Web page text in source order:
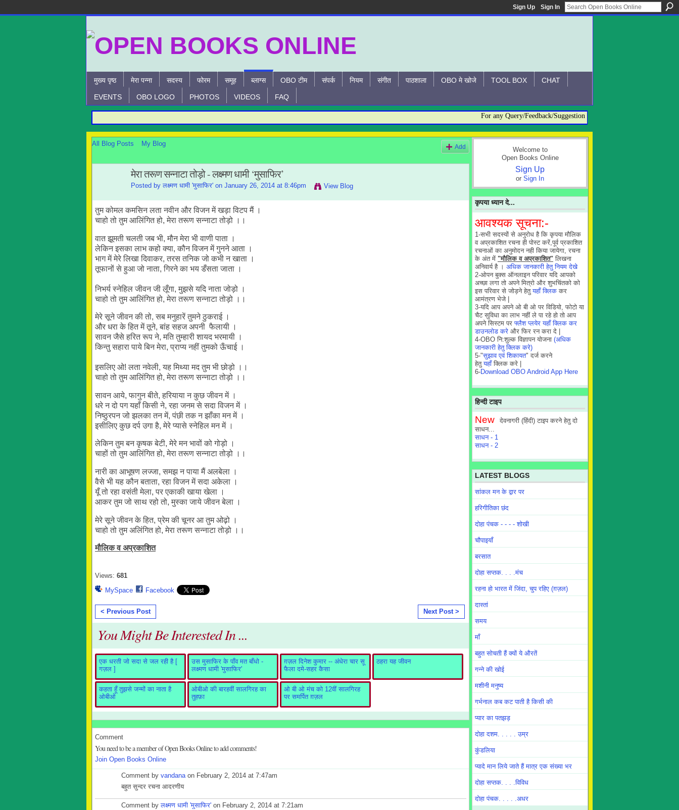
Sign Up Sign In
मुख्य पृष्ठ मेरा पन्ना सदस्य फोरम समूह ब्लाग्स OBO टीम संपर्क नियम संगीत पाठशाला OBO मे खोजे TOOL BOX CHAT
EVENTS OBO LOGO PHOTOS VIDEOS FAQ
For any Query/Feedback/Suggestion related to OBO, please contact:-
All Blog Posts My Blog Add
मेरा तरूण सन्नाटा तोड़ो - लक्ष्मण धामी ‘मुसाफिर’
Posted by लक्ष्मण धामी 'मुसाफिर' on January 26, 2014 at 8:46pm View Blog
तुम कोमल कमसिन लता नवीन और विजन में खड़ा विटप मैं ।
चाहो तो तुम आलिंगित हो, मेरा तरूण सन्नाटा तोड़ो ।।
वात झूमती चलती जब भी, मौन मेरा भी वाणी पाता ।
लेकिन इसका लाभ कहो क्या, कौन विजन में गुनने आता ।
भाग में मेरे लिखा दिवाकर, तरस तनिक जो कभी न खाता ।
तूफानों से हुआ जो नाता, गिरने का भय डँसता जाता ।
निभर्य स्नेहिल जीवन जी लूँगा, मुझसे यदि नाता जोड़ो ।
चाहो तो तुम आलिंगित हो, मेरा तरूण सन्नाटा तोड़ो ।।
मेरे सूने जीवन की तो, सब मनुहारें तुमने ठुकराई ।
और धरा के हित में तूने, बांह सहज अपनी फैलायी ।
सावन जैसे हरित रूप ने, मति तुम्हारी शायद भरमायी ।
किन्तु सहारा पाये बिन मेरा, प्राप्य नहीं तुमको ऊँचाई ।
इसलिए ओ! लता नवेली, यह मिथ्या मद तुम भी छोड़ो ।।
चाहो तो तुम आलिंगित हो, मेरा तरूण सन्नाटा तोड़ो ।।
सावन आये, फागुन बीते, हरियाया न कुछ जीवन में ।
धरे न दो पग यहाँ किसी ने, रहा जनम से सदा विजन में ।
निष्ठुरपन जो झलका तन में, पंछी तक न झाँका मन में ।
इसीलिए कुछ दर्प उगा है, मेरे प्यासे स्नेहिल मन में ।
लेकिन तुम बन कृषक बेटी, मेरे मन भावों को गोड़ो ।
चाहों तो तुम आलिंगित हो, मेरा तरूण सन्नाटा तोड़ो ।।
नारी का आभूषण लज्जा, समझ न पाया मैं अलबेला ।
वैसे भी यह कौन बताता, रहा विजन में सदा अकेला ।
यूँ तो रहा वसंती मेला, पर एकाकी खाया खेला ।
आकर तुम जो साथ रहो तो, मुस्का जाये जीवन बेला ।
मेरे सूने जीवन के हित, प्रेम की चूनर आ तुम ओढ़ो ।
चाहो तो तुम अलिंगित हो, मेरा तरूण सन्नाटा तोड़ो ।।
मौलिक व अप्रकाशित
Views: 681
MySpace
Facebook
< Previous Post Next Post >
You Might Be Interested In ...
एक धरती जो सदा से जल रही है [
गज़ल ]
उस मुसाफिर के पाँव मत बाँधो -
लक्ष्मण धामी 'मुसाफिर'
ग़ज़ल दिनेश कुमार -- अंधेरा चार सू
फैला दमे-सहर कैसा
ठहरा यह जीवन
कहता हूँ तुझसे जन्मों का नाता है
ओबीओ
ओबीओ की बारहवीं सालगिरह का
तुहफ़ा
ओ बी ओ मंच को 12वीं सालगिरह
पर समर्पित ग़ज़ल
Comment
You need to be a member of Open Books Online to add comments!
Join Open Books Online
Comment by vandanaon February 2, 2014 at 7:47am
बहुत सुन्दर रचना आदरणीय
Comment byलक्ष्मण धामी 'मुसाफिर' on February 2, 2014 at 7:21am
Welcome to
Open Books Online
Sign Up
or Sign In
कृपया ध्यान दे...
आवश्यक सूचना:-
1-सभी सदस्यों से अनुरोध है कि कृपया मौलिक
व अप्रकाशित रचना ही पोस्ट करें,पूर्व प्रकाशित
रचनाओं का अनुमोदन नही किया जायेगा, रचना
के अंत में "मौलिक व अप्रकाशित" लिखना
अनिवार्य है । अधिक जानकारी हेतु नियम देखे
2-ओपन बुक्स ऑनलाइन परिवार यदि आपको
अच्छा लगा तो अपने मित्रो और शुभचिंतको को
इस परिवार से जोड़ने हेतुयहाँ क्लिक कर
आमंत्रण भेजे |
3-यदि आप अपने ओ बी ओ पर विडियो, फोटो या
चैट सुविधा का लाभ नहीं ले पा रहे हो तो आप
अपने सिस्टम परफ्लैश प्लयेर यहाँ क्लिक कर
डाउनलोड करे और फिर रन करा दे |
4-OBO नि:शुल्क विज्ञापन योजना (अधिक
जानकारी हेतु क्लिक करे)
5-"सुझाव एवं शिकायत" दर्ज करने
हेतुयहाँक्लिक करे |
6-Download OBO Android App Here
हिन्दी टाइप
New
देवनागरी (हिंदी) टाइप करने हेतु दो
साधन...
साधन - 1
साधन - 2
LATEST BLOGS
सांकल मन के द्वार पर
हरिगीतिका छंद
दोहा पंचक - - - - शोखी
चौपाइयाँ
बरसात
दोहा सप्तक. . . .मंच
रहना हो भारत में जिंदा, चुप रहिए (ग़ज़ल)
दास्तां
समय
माँ
बहुत सोचती हैं क्यों ये औरतें
गन्ने की खोई
मशीनी मनुष्य
गर्भनाल कब कट पाती है किसी की
प्यार का पतझड़
दोहा दशम. . . . . उम्र
कुंडलिया
प्यादे मान लिये जाते हैं मात्र एक संख्या भर
दोहा सप्तक. . . .विविध
दोहा पंचक. . . . .अधर